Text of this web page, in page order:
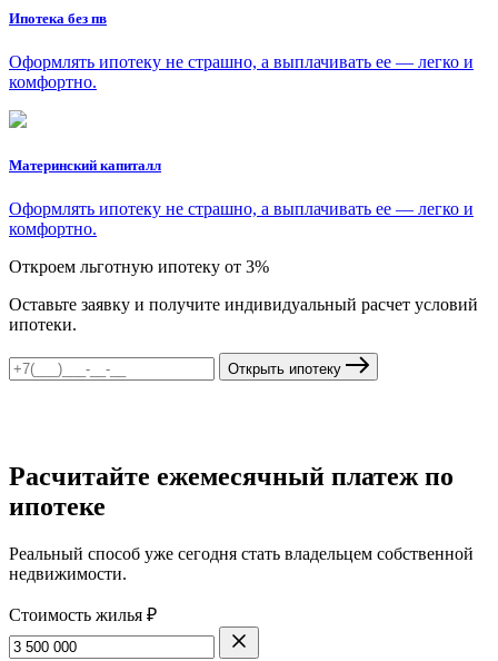
Ипотека без пв
Оформлять ипотеку не страшно, а выплачивать ее — легко и
комфортно.
Материнский капиталл
Оформлять ипотеку не страшно, а выплачивать ее — легко и
комфортно.
Откроем льготную ипотеку от 3%
Оставьте заявку и получите индивидуальный расчет условий
ипотеки.
Открыть ипотеку
Расчитайте ежемесячный платеж по
ипотеке
Реальный способ уже сегодня стать владельцем собственной
недвижимости.
Стоимость жилья ₽